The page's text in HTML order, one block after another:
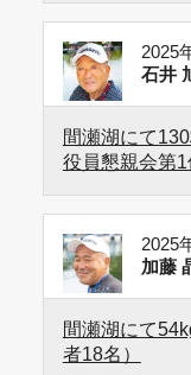
2025
石井
間瀬湖にて
役員懇親会第1
2025
加藤
間瀬湖にて
者18名）